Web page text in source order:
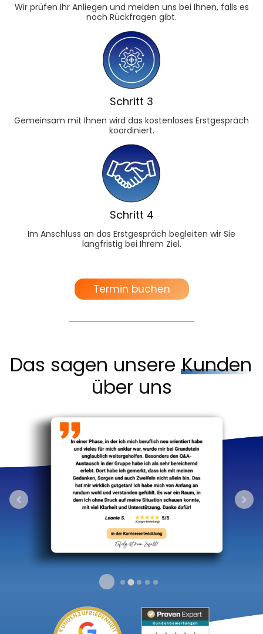
Wir prüfen Ihr Anliegen und melden uns bei Ihnen, falls es
noch Rückfragen gibt.
Schritt 3
Gemeinsam mit Ihnen wird das kostenloses Erstgespräch
koordiniert.
Schritt 4
Im Anschluss an das Erstgespräch begleiten wir Sie
langfristig bei Ihrem Ziel.
Termin buchen
Das sagen unsereKunden
über uns